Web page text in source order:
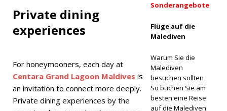
HOTELS
UND
Private dining
experiences
For honeymooners, each day at
Centara Grand Lagoon Maldives is
an invitation to connect more deeply.
Private dining experiences by the
Sonderangebote
Flüge auf die
Malediven
Warum Sie die
Malediven
besuchen sollten
So buchen Sie am
besten eine Reise
auf die Malediven